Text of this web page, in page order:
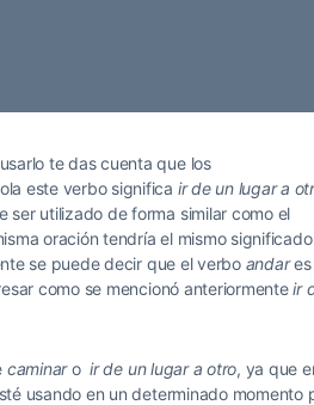
te das cuenta que los
este verbo significa ir de un lugar a
ser utilizado de forma similar como el
oración tendría el mismo significado
se puede decir que el verboandares
como se mencionó anteriormenteir
caminaroir de un lugar a otro, ya que
usando en un determinado momento